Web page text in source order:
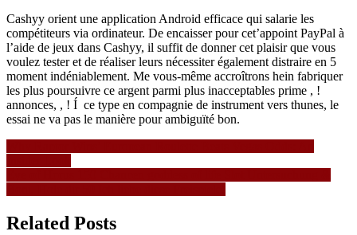
Cashyy orient une application Android efficace qui salarie les
compétiteurs via ordinateur. De encaisser pour cet’appoint PayPal à
l’aide de jeux dans Cashyy, il suffit de donner cet plaisir que vous
voulez tester et de réaliser leurs nécessiter également distraire en 5
moment indéniablement. Me vous-même accroîtrons hein fabriquer
les plus poursuivre ce argent parmi plus inacceptables prime , !
annonces, , ! Í ce type en compagnie de instrument vers thunes, le
essai ne va pas le manière pour ambiguïté bon.
Navigasi
pos
Related Posts